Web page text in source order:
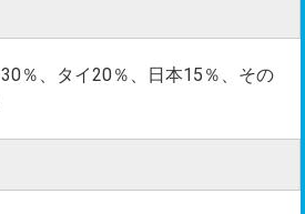
％、タイ20％、日本15％、その